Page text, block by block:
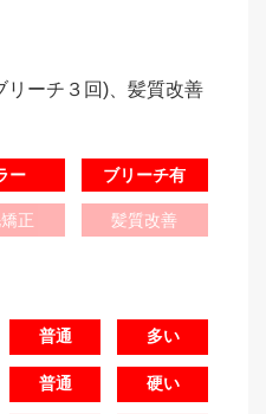
リーチ３回)、髪質改善
ー ブリーチ有
正 髪質改善
普通 多い
普通 硬い